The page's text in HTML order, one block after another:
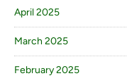
April 2025
March 2025
February 2025